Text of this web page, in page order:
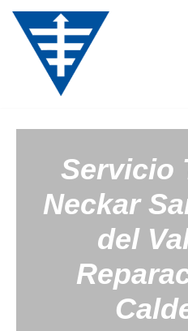
Saltar
contenido
Servicio
Neckar
del